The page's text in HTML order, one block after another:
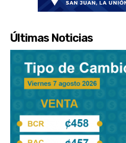
Últimas Noticias